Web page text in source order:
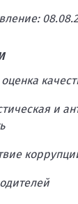
и